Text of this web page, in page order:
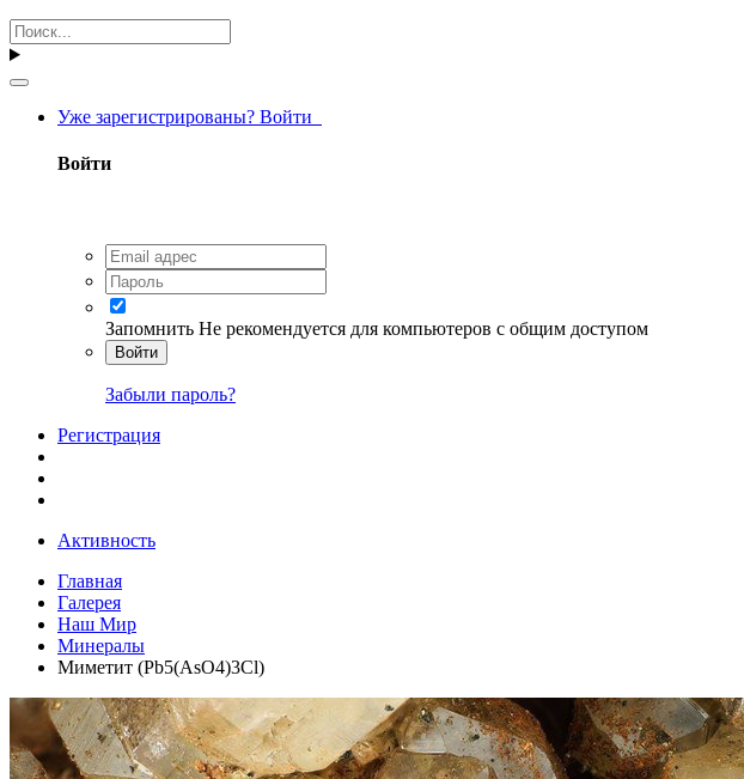
Уже зарегистрированы? Войти
Войти
Запомнить Не рекомендуется для компьютеров с общим доступом
Войти
Забыли пароль?
Регистрация
Активность
Главная
Галерея
Наш Мир
Минералы
Миметит (Pb5(AsO4)3Cl)